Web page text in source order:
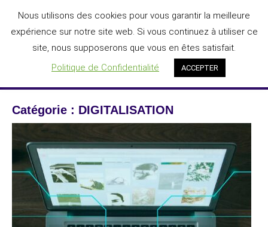
DIGIT'AGILE®
L'IA au service de la transformation numérique des entreprises
Menu
Catégorie : DIGITALISATION
Nous utilisons des cookies pour vous garantir la meilleure
expérience sur notre site web. Si vous continuez à utiliser ce
site, nous supposerons que vous en êtes satisfait.
Politique de Confidentialité
ACCEPTER